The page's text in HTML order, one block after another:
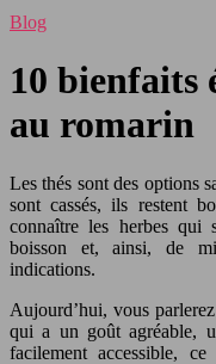
Blog
10 bienfaits
au romarin
Les thés sont des options
sont cassés, ils restent
connaître les herbes qui
boisson et, ainsi, de
indications.
Aujourd’hui, vous
qui a un goût agréable,
facilement accessible,